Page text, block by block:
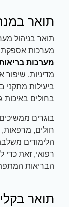
תואר
תואר בניהול
מערכות אספקת
מערכות
מדיניות, שיפור
ביעילות מתקני
בחולים באיכות
בוגרים
חולים, מרפאות,
הלימודים
רפואי, זאת
הבריאות
תואר